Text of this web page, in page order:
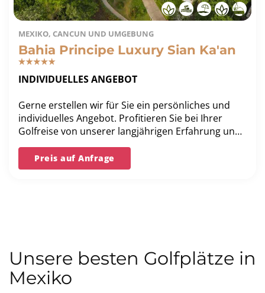
MEXIKO, CANCUN UND UMGEBUNG
Bahia Principe Luxury Sian Ka'an
INDIVIDUELLES ANGEBOT
Gerne erstellen wir für Sie ein persönliches und
individuelles Angebot. Profitieren Sie bei Ihrer
Golfreise von unserer langjährigen Erfahrung und
unserer Bestpreis-Garantie.
Preis auf Anfrage
Unsere besten Golfplätze in
Mexiko